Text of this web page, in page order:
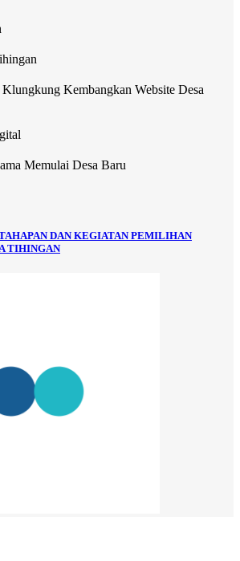
Klungkung Kembangkan Website Desa
Memulai Desa Baru
DAN KEGIATAN PEMILIHAN
TIHINGAN